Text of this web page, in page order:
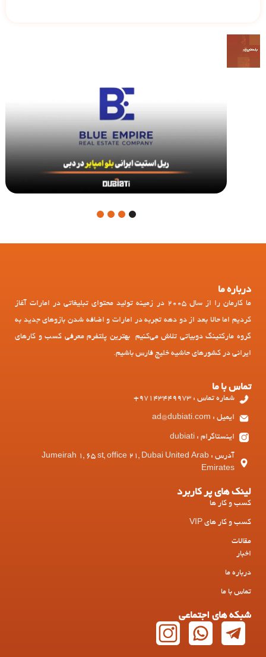
1
درباره ما
ما کارمان را از سال 2005 در زمینه تولید محتوای تبلیغاتی در امارات آغاز
کردیم اما حالا بعد از دو دهه تجربه در امارات و اضافه شدن بازوهای جدید به
گروه مارکتینگ دوبیاتی تلاش می‌کنیم بهترین پلتفرم معرفی کسب و کارهای
ایرانی در کشورهای حاشیه خلیج فارس باشیم.
تماس با ما
شماره تماس : 97143449973+
ایمیل : ad@dubiati.com
اینستاگرام : dubiati
آدرس : Jumeirah 1, 65 st, office 21, Dubai United Arab
Emirates
لینک های پر کاربرد
کسب و کار ها
کسب و کار های VIP
مقالات
اخبار
درباره ما
تماس با ما
شبکه های اجتماعی